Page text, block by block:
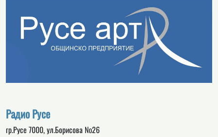
Радио Русе
гр.Русе 7000, ул.Борисова №26